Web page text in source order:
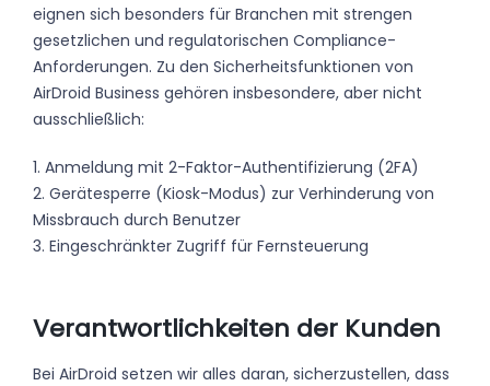
eignen sich besonders für Branchen mit strengen
gesetzlichen und regulatorischen Compliance-
Anforderungen. Zu den Sicherheitsfunktionen von
AirDroid Business gehören insbesondere, aber nicht
ausschließlich:
1. Anmeldung mit 2-Faktor-Authentifizierung (2FA)
2. Gerätesperre (Kiosk-Modus) zur Verhinderung von
Missbrauch durch Benutzer
3. Eingeschränkter Zugriff für Fernsteuerung
Verantwortlichkeiten der Kunden
Bei AirDroid setzen wir alles daran, sicherzustellen, dass